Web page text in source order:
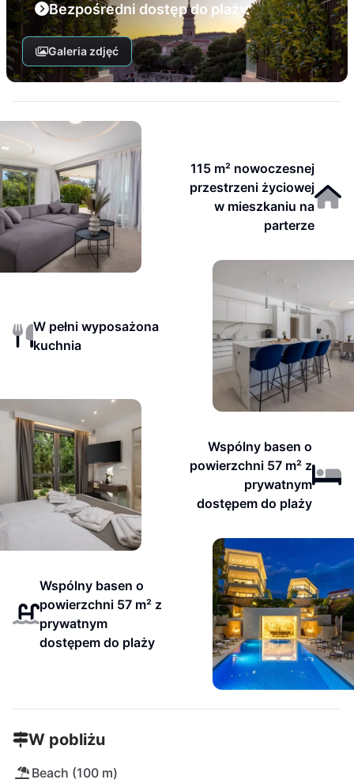
Bezpośredni dostęp do plaży
Galeria zdjęć
115 m² nowoczesnej
przestrzeni życiowej
w mieszkaniu na
parterze
W pełni wyposażona
kuchnia
Wspólny basen o
powierzchni 57 m² z
prywatnym
dostępem do plaży
Wspólny basen o
powierzchni 57 m² z
prywatnym
dostępem do plaży
W pobliżu
Beach (100 m)